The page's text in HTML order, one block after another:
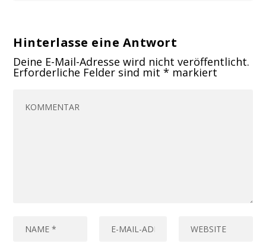
Hinterlasse eine Antwort
Deine E-Mail-Adresse wird nicht veröffentlicht.
Erforderliche Felder sind mit* markiert